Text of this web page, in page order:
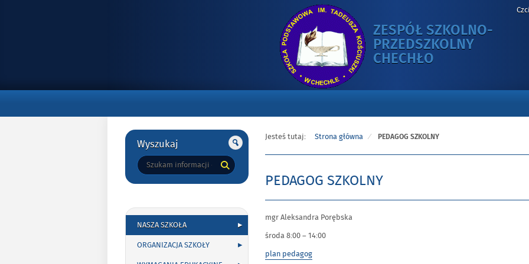
ZESPÓŁ SZKOLNO-
PRZEDSZKOLNY
CHECHŁO
SZKOLNY
Gorne
Wyszukaj
Tutaj
wpisz
NASZA SZKOŁA
ORGANIZACJA SZKOŁY
Jesteś tutaj: Strona główna PEDAGOG SZKOLNY
PEDAGOG SZKOLNY
mgr Aleksandra Porębska
środa 8:00 – 14:00
plan pedagog